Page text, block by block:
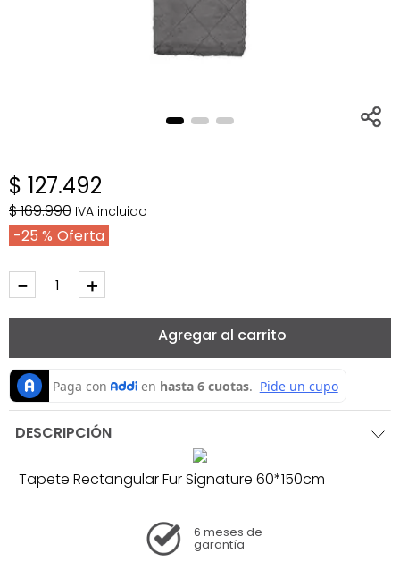
$ 127.492
$169.990 IVA incluido
25 %
＋
－
Agregar al carrito
DESCRIPCIÓN
Tapete Rectangular Fur Signature 60*150cm
6 meses de
garantía